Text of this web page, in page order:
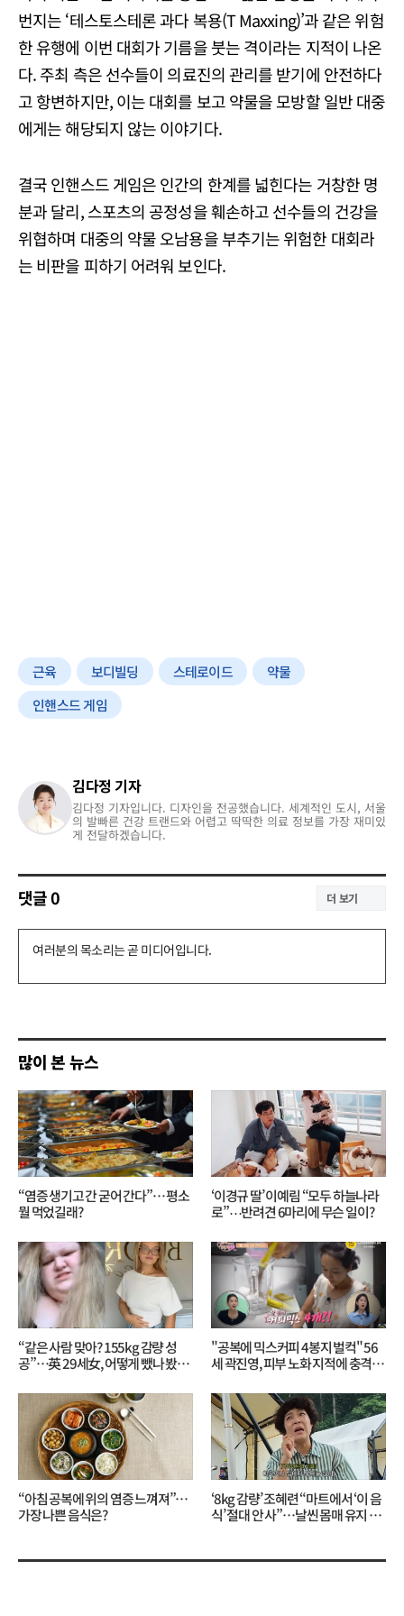
번지는 ‘테스토스테론 과다 복용(T Maxxing)’과 같은 위험
한 유행에 이번 대회가 기름을 붓는 격이라는 지적이 나온
다. 주최 측은 선수들이 의료진의 관리를 받기에 안전하다
고 항변하지만, 이는 대회를 보고 약물을 모방할 일반 대중
에게는 해당되지 않는 이야기다.
결국 인핸스드 게임은 인간의 한계를 넓힌다는 거창한 명
분과 달리, 스포츠의 공정성을 훼손하고 선수들의 건강을
위협하며 대중의 약물 오남용을 부추기는 위험한 대회라
는 비판을 피하기 어려워 보인다.
근육 보디빌딩 스테로이드
약물
인핸스드 게임
김다정 기자
김다정 기자입니다. 디자인을 전공했습니다. 세계적인 도시, 서울
의 발빠른 건강 트랜드와 어렵고 딱딱한 의료 정보를 가장 재미있
게 전달하겠습니다.
댓글0 더 보기
댓
기
많이 본 뉴스
“염증 생기고 간 굳어 간다”… 평소
뭘 먹었길래?
‘이경규 딸’ 이예림 “모두 하늘나라
로”⋯반려견 6마리에 무슨 일이?
“같은 사람 맞아? 155kg 감량 성
공”…英 29세女, 어떻게 뺐나 봤더
"공복에 믹스커피 4봉지 벌컥" 56
세 곽진영, 피부 노화 지적에 충격…
“아침 공복에 위의 염증 느껴져”…
가장 나쁜 음식은?
‘8kg 감량’ 조혜련 “마트에서 ‘이 음
식’ 절대 안 사”…날씬 몸매 유지 비